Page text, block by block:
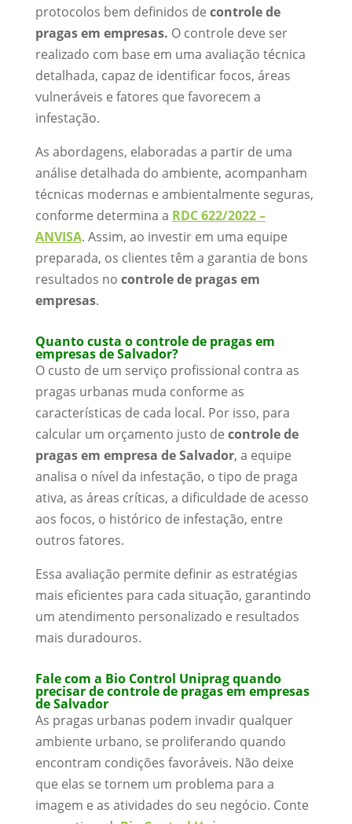
protocolos bem definidos de controle de
pragas em empresas. O controle deve ser
realizado com base em uma avaliação técnica
detalhada, capaz de identificar focos, áreas
vulneráveis e fatores que favorecem a
infestação.
As abordagens, elaboradas a partir de uma
análise detalhada do ambiente, acompanham
técnicas modernas e ambientalmente seguras,
conforme determina a RDC 622/2022 –
ANVISA. Assim, ao investir em uma equipe
preparada, os clientes têm a garantia de bons
resultados no controle de pragas em
empresas.
Quanto custa o controle de pragas em
empresas de Salvador?
O custo de um serviço profissional contra as
pragas urbanas muda conforme as
características de cada local. Por isso, para
calcular um orçamento justo de controle de
pragas em empresa de Salvador, a equipe
analisa o nível da infestação, o tipo de praga
ativa, as áreas críticas, a dificuldade de acesso
aos focos, o histórico de infestação, entre
outros fatores.
Essa avaliação permite definir as estratégias
mais eficientes para cada situação, garantindo
um atendimento personalizado e resultados
mais duradouros.
Fale com a Bio Control Uniprag quando
precisar de controle de pragas em empresas
de Salvador
As pragas urbanas podem invadir qualquer
ambiente urbano, se proliferando quando
encontram condições favoráveis. Não deixe
que elas se tornem um problema para a
imagem e as atividades do seu negócio. Conte